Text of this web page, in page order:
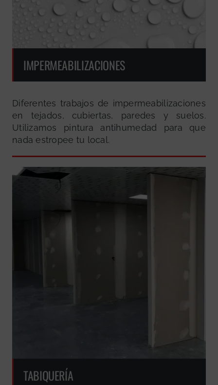
IMPERMEABILIZACIONES
Diferentes trabajos de impermeabilizaciones
en tejados, cubiertas, paredes y suelos.
Utilizamos pintura antihumedad para que
nada estropee tu local.
TABIQUERÍA